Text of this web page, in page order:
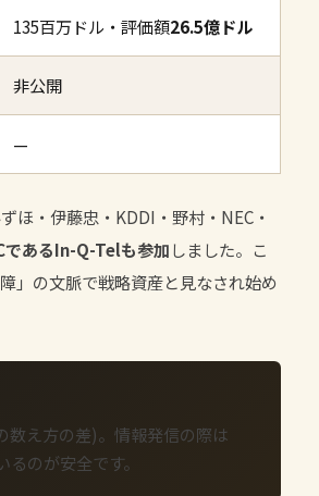
135百万ドル・評価額26.5億ドル
非公開
—
ほ・伊藤忠・KDDI・野村・NEC・
であるIn-Q-Telも参加しました。こ
」の文脈で戦略資産と見なされ始め
数え方の差)。情報発信の際は
るのが安全です。